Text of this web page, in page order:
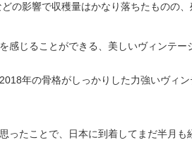
の影響で収穫量はかなり落ちたものの
感じることができる、美しいヴィンテー
年の骨格がしっかりした力強いヴィ
ったことで、日本に到着してまだ半月